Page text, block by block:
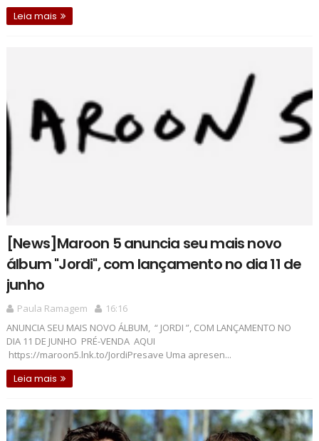
Leia mais
[News]Maroon 5 anuncia seu mais novo
álbum "Jordi", com lançamento no dia 11 de
junho
Paula Ramagem
16:16
ANUNCIA SEU MAIS NOVO ÁLBUM, “ JORDI ”, COM LANÇAMENTO NO
DIA 11 DE JUNHO PRÉ-VENDA AQUI
https://maroon5.lnk.to/JordiPresave Uma apresen...
Leia mais